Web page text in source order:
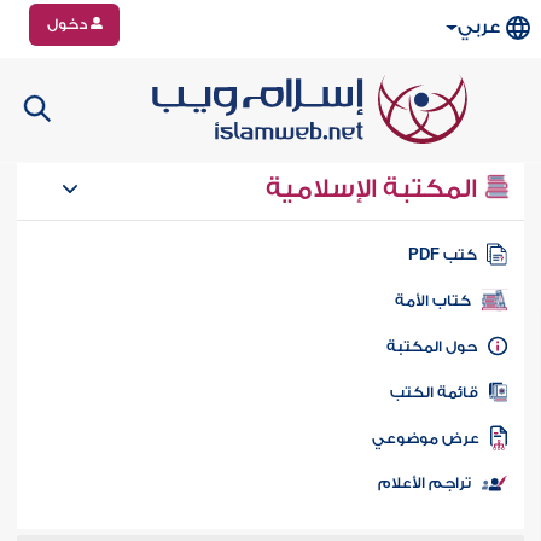
عربي دخول
المكتبة الإسلامية
كتب PDF
كتاب الأمة
المكتبة
الكتب
موضوعي